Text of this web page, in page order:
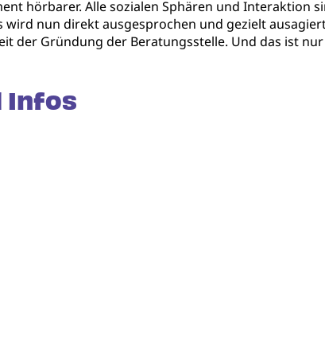
hörbarer. Alle sozialen Sphären und Interaktion
nun direkt ausgesprochen und gezielt
der Gründung der Beratungsstelle. Und das ist
Infos